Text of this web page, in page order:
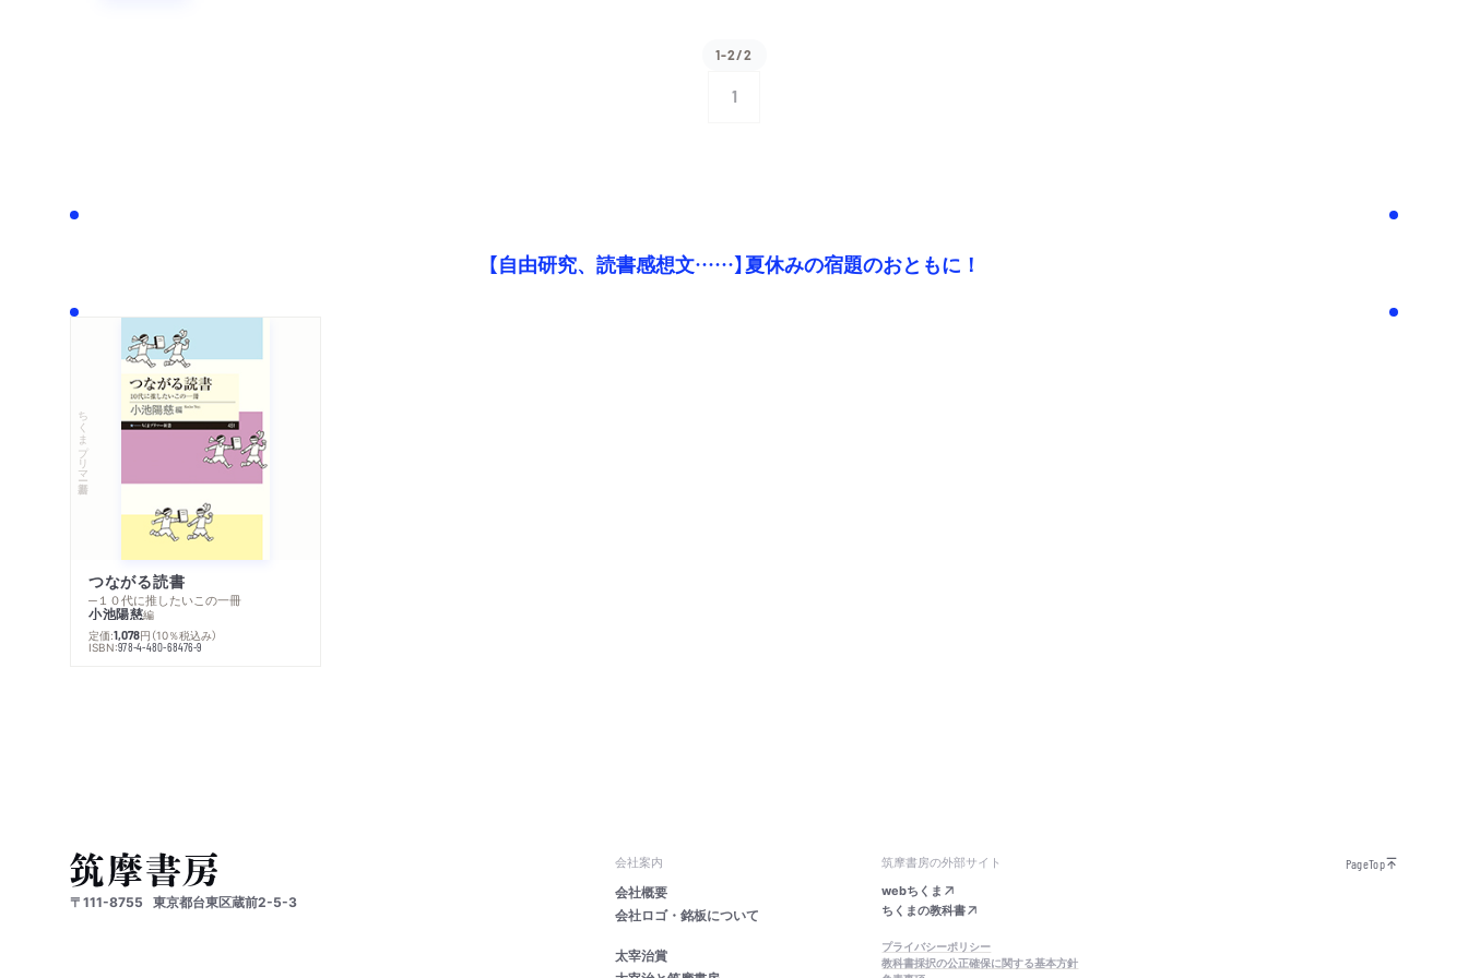
1-2/2
1
【自由研究、読書感想文……】夏休みの宿題のおともに！
ちくまプリマー新書
つながる読書
─１０代に推したいこの一冊
小池陽慈編
定価:1,078円 （10％税込み）
ISBN:978-4-480-68476-9
〒111-8755 東京都台東区蔵前2-5-3
会社案内
会社概要
会社ロゴ・銘板について
太宰治賞
筑摩書房の外部サイト
webちくま
ちくまの教科書
プライバシーポリシー
教科書採択の公正確保に関する基本方針
PageTop